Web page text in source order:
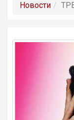
Новости